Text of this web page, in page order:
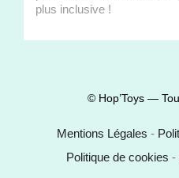
plus inclusive !
© Hop’Toys —
Mentions Légales -
Politique de cookies -